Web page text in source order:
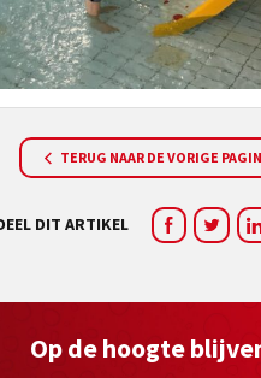
TERUG NAAR DE VORIGE
DIT ARTIKEL
Op de hoogte